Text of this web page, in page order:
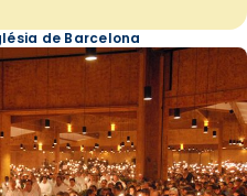
de Barcelona